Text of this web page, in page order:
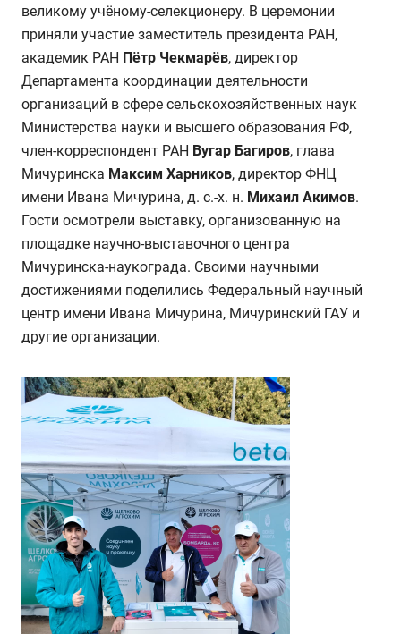
великому учёному-селекционеру. В церемонии
приняли участие заместитель президента РАН,
академик РАН Пётр Чекмарёв, директор
Департамента координации деятельности
организаций в сфере сельскохозяйственных наук
Министерства науки и высшего образования РФ,
член-корреспондент РАН Вугар Багиров, глава
Мичуринска Максим Харников, директор ФНЦ
имени Ивана Мичурина, д. с.-х. н. Михаил Акимов.
Гости осмотрели выставку, организованную на
площадке научно-выставочного центра
Мичуринска-наукограда. Своими научными
достижениями поделились Федеральный научный
центр имени Ивана Мичурина, Мичуринский ГАУ и
другие организации.